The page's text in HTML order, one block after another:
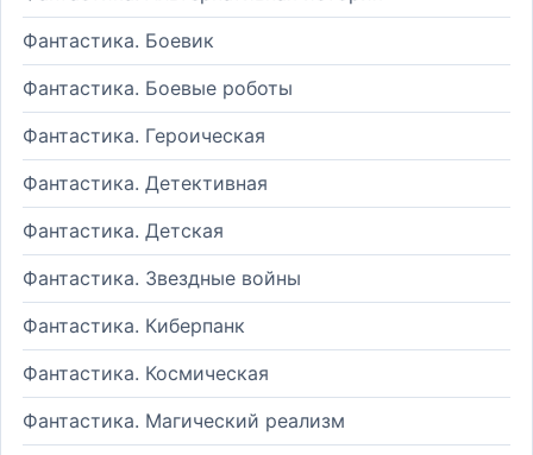
Фантастика. Боевик
Фантастика. Боевые роботы
Фантастика. Героическая
Фантастика. Детективная
Фантастика. Детская
Фантастика. Звездные войны
Фантастика. Киберпанк
Фантастика. Космическая
Фантастика. Магический реализм